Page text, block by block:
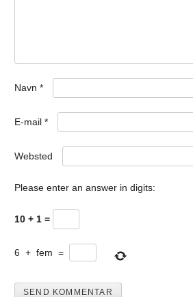
Navn *
E-mail *
Websted
Please enter an answer in digits:
10 + 1 =
6 + fem =